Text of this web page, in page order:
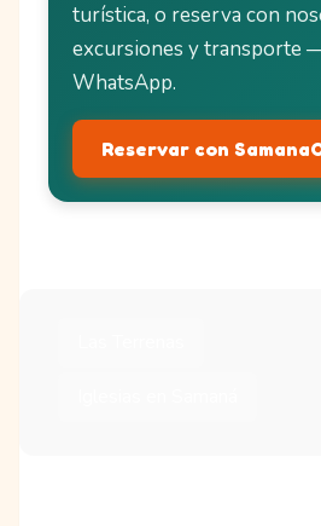
turística, o reserva con
excursiones y transporte
WhatsApp.
Reservar con